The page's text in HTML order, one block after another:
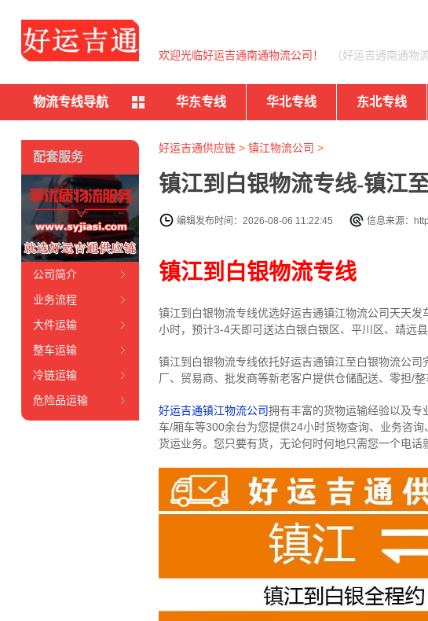
欢迎光临好运吉通南通物流公司！ （好运吉通南通物
物流专线导航 华东专线 华北专线 东北专线
好运吉通供应链> 镇江物流公司 >
镇江到白银物流专线-镇江
编辑发布时间：2026-08-06 11:22:45 信息来源：
镇江到白银物流专线
镇江到白银物流专线优选好运吉通镇江物流公司天天发
小时，预计3-4天即可送达白银白银区、平川区、靖远县
镇江到白银物流专线依托好运吉通镇江至白银物流公
厂、贸易商、批发商等新老客户提供仓储配送、零担/整
好运吉通镇江物流公司拥有丰富的货物运输经验以及
车/厢车等300余台为您提供24小时货物查询、业务咨询
货运业务。 您只要有货，无论何时何地只需您一个电话
配套服务
公司简介
业务流程
大件运输
整车运输
冷链运输
危险品运输